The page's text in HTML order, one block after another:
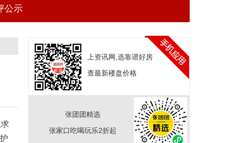
公示
上资讯网,选靠谱好房
查最新楼盘价格
张团团精选
张家口吃喝玩乐2折起